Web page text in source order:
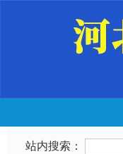
站内搜索：